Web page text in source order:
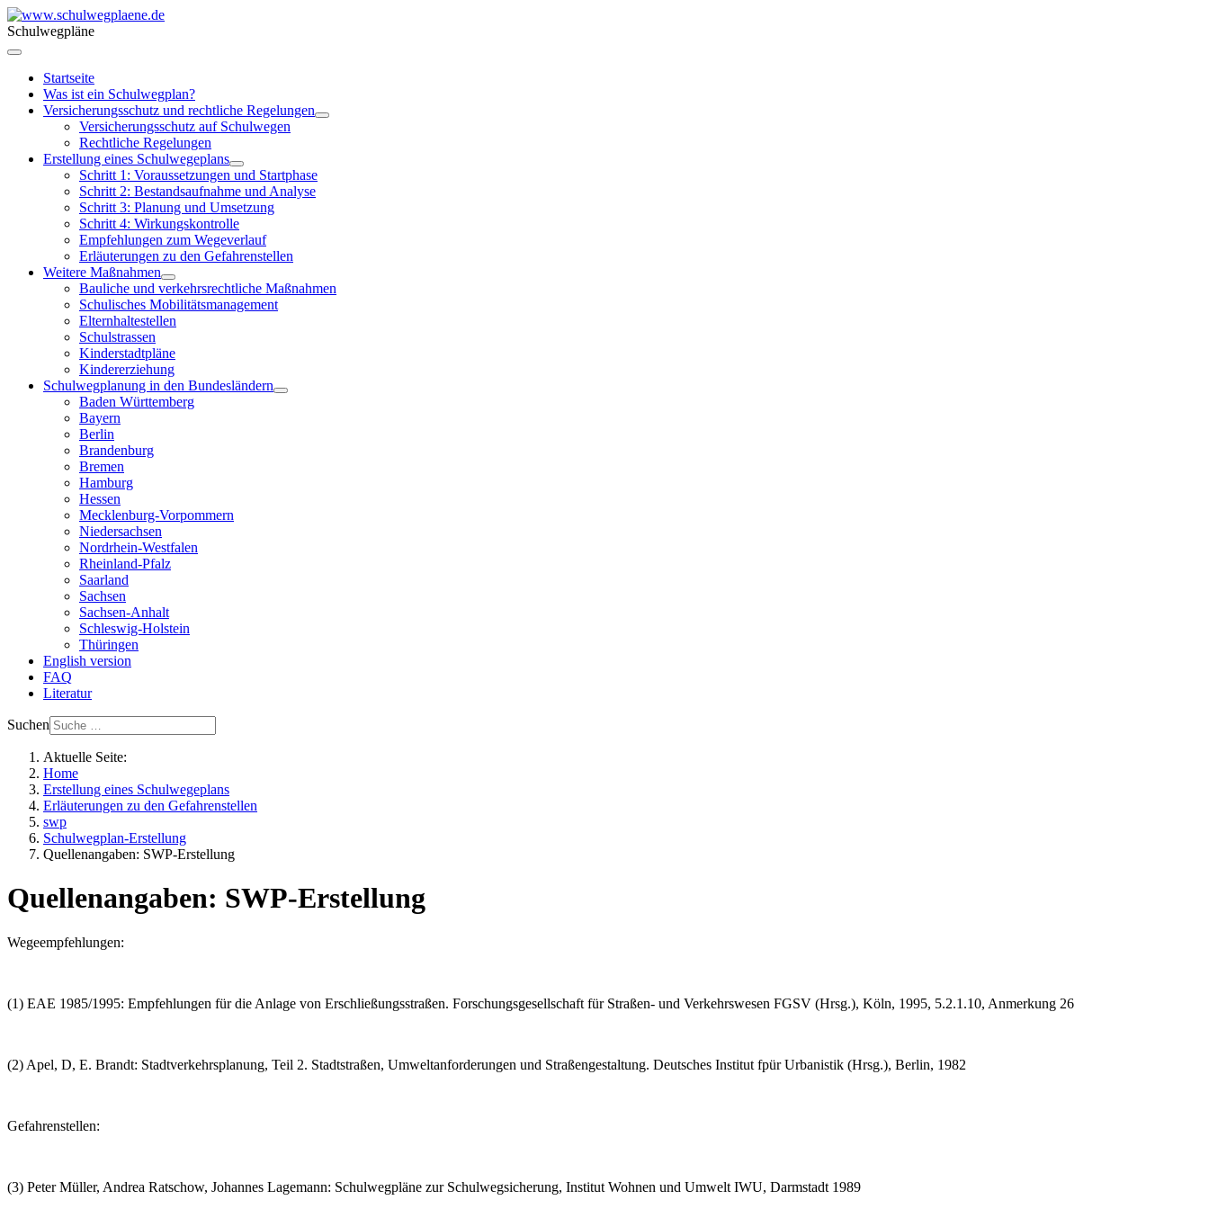
Schulwegpläne
Startseite
Was ist ein Schulwegplan?
Versicherungsschutz und rechtliche Regelungen
Versicherungsschutz auf Schulwegen
Rechtliche Regelungen
Erstellung eines Schulwegeplans
Schritt 1: Voraussetzungen und Startphase
Schritt 2: Bestandsaufnahme und Analyse
Schritt 3: Planung und Umsetzung
Schritt 4: Wirkungskontrolle
Empfehlungen zum Wegeverlauf
Erläuterungen zu den Gefahrenstellen
Weitere Maßnahmen
Bauliche und verkehrsrechtliche Maßnahmen
Schulisches Mobilitätsmanagement
Elternhaltestellen
Schulstrassen
Kinderstadtpläne
Kindererziehung
Schulwegplanung in den Bundesländern
Baden Württemberg
Bayern
Berlin
Brandenburg
Bremen
Hamburg
Hessen
Mecklenburg-Vorpommern
Niedersachsen
Nordrhein-Westfalen
Rheinland-Pfalz
Saarland
Sachsen
Sachsen-Anhalt
Schleswig-Holstein
Thüringen
English version
FAQ
Literatur
Suchen
Aktuelle Seite:
Home
Erstellung eines Schulwegeplans
Erläuterungen zu den Gefahrenstellen
swp
Schulwegplan-Erstellung
Quellenangaben: SWP-Erstellung
Quellenangaben: SWP-Erstellung
Wegeempfehlungen:
(1) EAE 1985/1995: Empfehlungen für die Anlage von Erschließungsstraßen. Forschungsgesellschaft für Straßen- und Verkehrswesen FGSV (Hrsg.), Köln, 1995, 5.2.1.10, Anmerkung 26
(2) Apel, D, E. Brandt: Stadtverkehrsplanung, Teil 2. Stadtstraßen, Umweltanforderungen und Straßengestaltung. Deutsches Institut fpür Urbanistik (Hrsg.), Berlin, 1982
Gefahrenstellen:
(3) Peter Müller, Andrea Ratschow, Johannes Lagemann: Schulwegpläne zur Schulwegsicherung, Institut Wohnen und Umwelt IWU, Darmstadt 1989